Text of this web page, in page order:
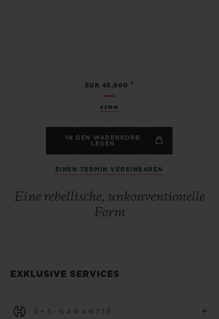
42MM
EUR 45,900 •
IN DEN WARENKORB
LEGEN
EINEN TERMIN VEREINBAREN
Eine rebellische, unkonventionelle
Form
EXKLUSIVE SERVICES
5+5-GARANTIE +